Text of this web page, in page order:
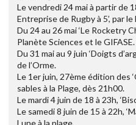
Le vendredi 24 mai à partir de
Entreprise de Rugby à 5’, par
Du 24 au 26 mai ‘Le Rocketry
Planète Sciences et le GIFASE.
Du 31 mai au 9 juin ‘Doigts
de l’Orme.
Le 1er juin, 27ème édition des
sables à la Plage, dès 21h00.
Le mardi 4 juin de 18 à 23h,
Le samedi 8 juin de 15 à 22h,
Lune à la plage.